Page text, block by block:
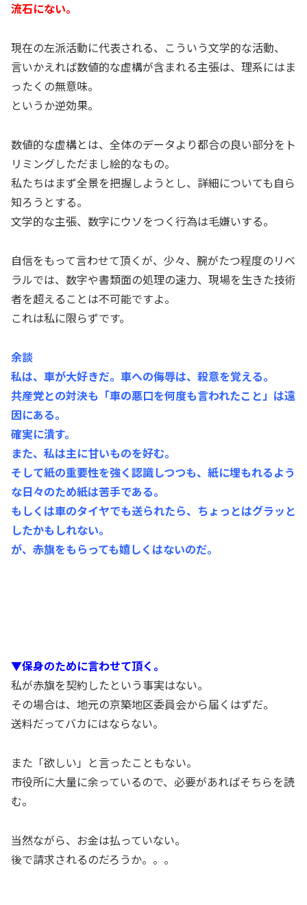
流石にない。
現在の左派活動に代表される、こういう文学的な活動、
言いかえれば数値的な虚構が含まれる主張は、理系にはま
ったくの無意味。
というか逆効果。
数値的な虚構とは、全体のデータより都合の良い部分をト
リミングしただまし絵的なもの。
私たちはまず全景を把握しようとし、詳細についても自ら
知ろうとする。
文学的な主張、数字にウソをつく行為は毛嫌いする。
自信をもって言わせて頂くが、少々、腕がたつ程度のリベ
ラルでは、数字や書類面の処理の速力、現場を生きた技術
者を超えることは不可能ですよ。
これは私に限らずです。
余談
私は、車が大好きだ。車への侮辱は、殺意を覚える。
共産党との対決も「車の悪口を何度も言われたこと」は遠
因にある。
確実に潰す。
また、私は主に甘いものを好む。
そして紙の重要性を強く認識しつつも、紙に埋もれるよう
な日々のため紙は苦手である。
もしくは車のタイヤでも送られたら、ちょっとはグラッと
したかもしれない。
が、赤旗をもらっても嬉しくはないのだ。
▼保身のために言わせて頂く。
私が赤旗を契約したという事実はない。
その場合は、地元の京築地区委員会から届くはずだ。
送料だってバカにはならない。
また「欲しい」と言ったこともない。
市役所に大量に余っているので、必要があればそちらを読
む。
当然ながら、お金は払っていない。
後で請求されるのだろうか。。。